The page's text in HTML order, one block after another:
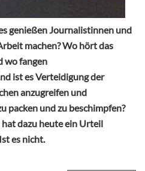
genießen Journalistinnen und
machen? Wo hört das
wo fangen
ist es Verteidigung der
anzugreifen und
packen und zu beschimpfen?
dazu heute ein Urteil
es nicht.